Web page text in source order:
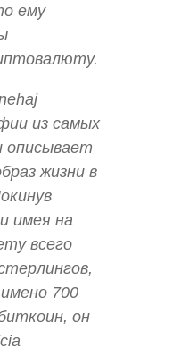
ему
из самых
описывает
жизни в
имея на
всего
700
он